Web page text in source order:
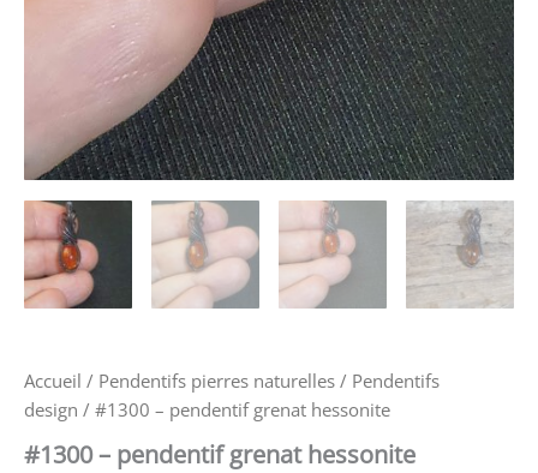
Accueil / Pendentifs pierres naturelles / Pendentifs
design / #1300 – pendentif grenat hessonite
#1300 – pendentif grenat hessonite